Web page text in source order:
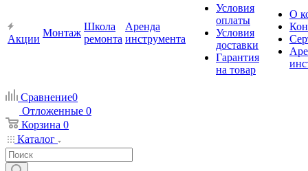
Акции
Монтаж
Школа
ремонта
Аренда
инструмента
Условия
оплаты
Условия
доставки
Гарантия
на товар
О
Сравнение0
Отложенные 0
Корзина 0
Каталог